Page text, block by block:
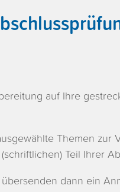
auf Ihre
Themen zur
Teil Ihrer
dann ein